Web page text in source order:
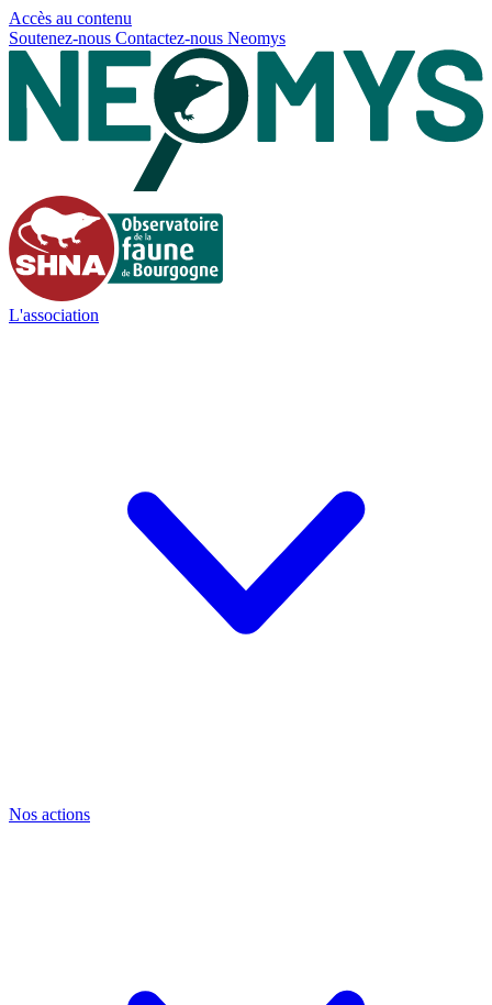
Accès au contenu
Soutenez-nous Contactez-nous Neomys
L'association
Nos actions
Panneau de gestion des cookies